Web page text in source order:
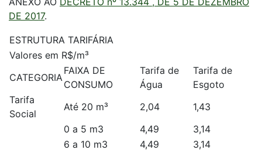
DE 2017.
ESTRUTURA TARIFÁRIA
Valores em R$/m³
CATEGORIA
FAIXA DE
CONSUMO
Tarifa de
Água
Tarifa de
Esgoto
Tarifa
Social
Até 20 m³ 2,04 1,43
0 a 5 m3 4,49
3,14
6 a 10 m3
4,49
3,14